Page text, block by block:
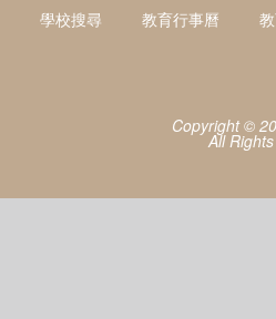
學校搜尋 教育行事曆
Copyright ©
All